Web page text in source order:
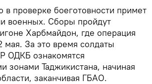
в проверке боеготовности примет
военных. Сборы пройдут
Харбмайдон, где операция
мая. За это время солдаты
ОДКБ ознакомятся
зонами Таджикистана, начиная
заканчивая ГБАО.